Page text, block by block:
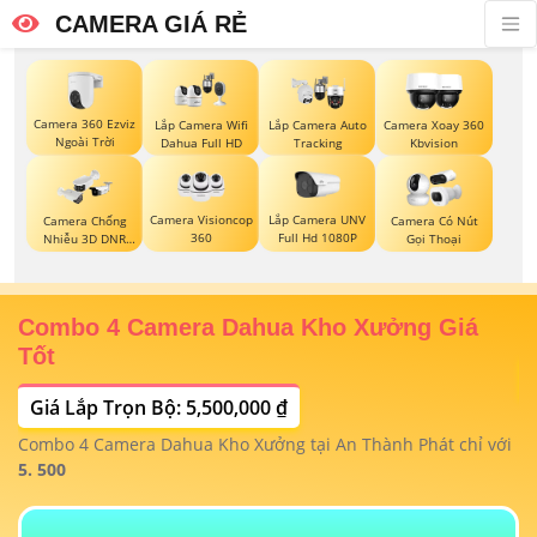
CAMERA GIÁ RẺ
Camera 360 Ezviz
Ngoài Trời
Lắp Camera Wifi
Dahua Full HD
Lắp Camera Auto
Tracking
Camera Xoay 360
Kbvision
Camera Chống
Nhiễu 3D DNR
Hikvison
Camera Visioncop
360
Lắp Camera UNV
Full Hd 1080P
Camera Có Nút
Gọi Thoại
Combo 4 Camera Dahua Kho Xưởng Giá
Tốt
Giá Lắp Trọn Bộ: 5,500,000 ₫
Combo 4 Camera Dahua Kho Xưởng tại An Thành Phát chỉ với
5. 500